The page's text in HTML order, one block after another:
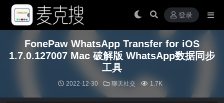
登录
FonePaw WhatsApp Transfer for iOS
1.7.0.127007 Mac 破解版 WhatsApp数据同步
工具
2022-12-30 聊天社交 1.7K